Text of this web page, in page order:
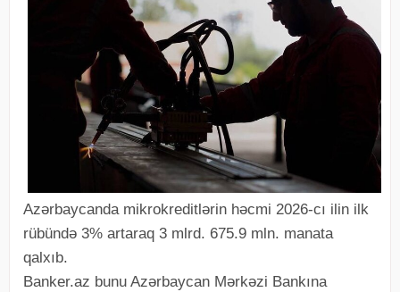
Azərbaycanda mikrokreditlərin həcmi 2026-cı ilin ilk
rübündə 3% artaraq 3 mlrd. 675.9 mln. manata
qalxıb.
Banker.az bunu Azərbaycan Mərkəzi Bankına